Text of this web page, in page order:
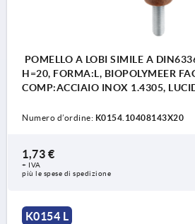
POMELLO A LOBI SIMILE A
H=20, FORMA:L, BIOPOLYMEER
COMP:ACCIAIO INOX 1.4305,
Numero d’ordine: K0154.10408143X20
1,73 €
+ IVA
più le spese di spedizione
K0154 L